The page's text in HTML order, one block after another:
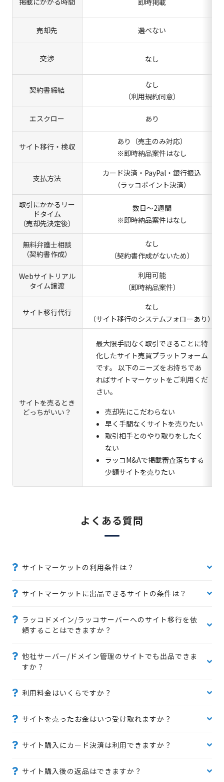
即時掲載
売却先 選べない
交渉 なし
契約書締結
なし
（利用規約同意）
エスクロー あり
サイト移行・検収
あり（売主のみ対応）
※即時納品案件はなし
支払方法
カード決済・PayPal・銀行振込
（ラッコポイント決済）
取引にかかるリー
ドタイム
（売却先決定後）
数日～2週間
※即時納品案件はなし
無料弁護士相談
（契約書作成）
なし
（契約書作成がないため）
Webサイトリアル
タイム譲渡
利用可能
（即時納品案件）
サイト移行代行
なし
（サイト移行のシステムフォローあり）
サイトを売るとき
どっちがいい？
最大限手間なく取引できることに特
化したサイト売買プラットフォーム
です。 以下のニーズをお持ちであ
ればサイトマーケットをご利用くだ
さい。
売却先にこだわらない
早く手間なくサイトを売りたい
取引相手とのやり取りをしたく
ない
ラッコM&Aで掲載審査落ちする
少額サイトを売りたい
よくある質問
サイトマーケットの利用条件は？
サイトマーケットに出品できるサイトの条件は？
ラッコドメイン/ラッコサーバーへのサイト移行を依
頼することはできますか？
他社サーバー/ドメイン管理のサイトでも出品できま
すか？
利用料金はいくらですか？
サイトを売ったお金はいつ受け取れますか？
サイト購入にカード決済は利用できますか？
サイト購入後の返品はできますか？